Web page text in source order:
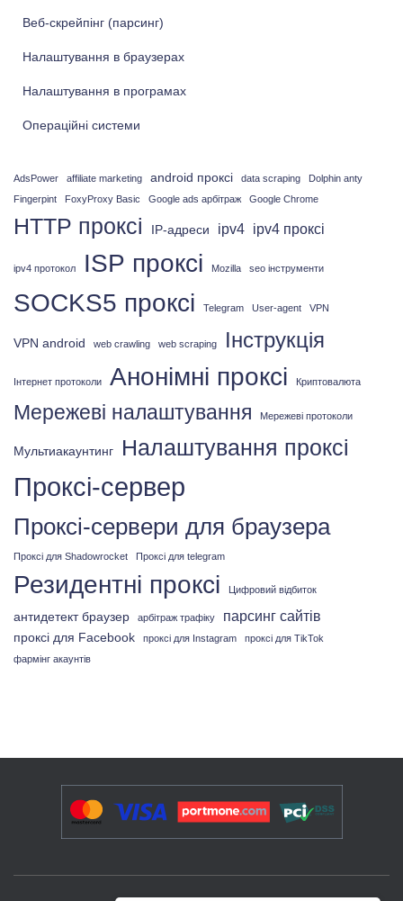
Веб-скрейпінг (парсинг)
Налаштування в браузерах
Налаштування в програмах
Операційні системи
AdsPower affiliate marketing android проксі data scraping
Dolphin anty
Fingerpint
FoxyProxy Basic Google ads арбітраж Google Chrome
HTTP проксі IP-адреси ipv4 ipv4 проксі
ipv4 протокол ISP проксі Mozilla seo інструменти
SOCKS5 проксі Telegram User-agent VPN
VPN android web crawling web scraping Інструкція
Інтернет протоколи Анонімні проксі Криптовалюта
Мережеві налаштування Мережеві протоколи
Мультиакаунтинг Налаштування проксі
Проксі-сервер
Проксі-сервери для браузера
Проксі для Shadowrocket Проксі для telegram
Резидентні проксі Цифровий відбиток
антидетект браузер арбітраж трафіку парсинг сайтів
проксі для Facebook проксі для Instagram
проксі для TikTok
фармінг акаунтів